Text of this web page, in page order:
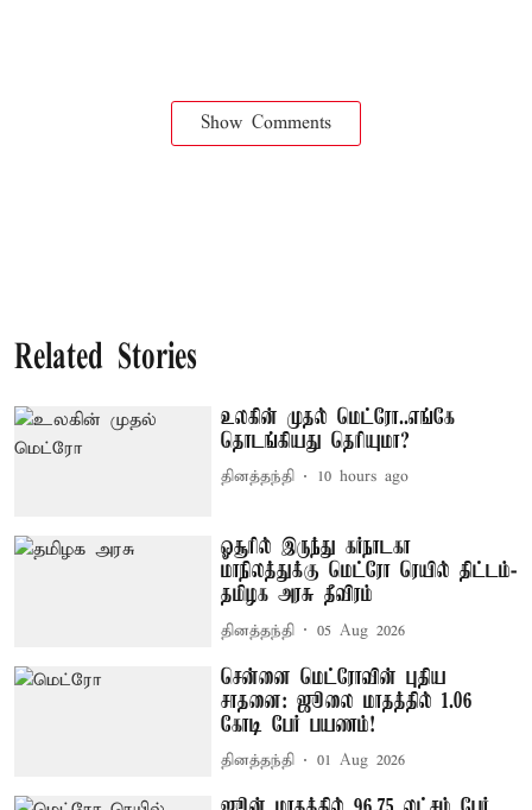
Show Comments
Related Stories
உலகின் முதல் மெட்ரோ..எங்கே
தொடங்கியது தெரியுமா?
தினத்தந்தி 10 hours ago
ஓசூரில் இருந்து கர்நாடகா
மாநிலத்துக்கு மெட்ரோ ரெயில் திட்டம்-
தமிழக அரசு தீவிரம்
தினத்தந்தி 05 Aug 2026
சென்னை மெட்ரோவின் புதிய
சாதனை: ஜூலை மாதத்தில் 1.06
கோடி பேர் பயணம்!
தினத்தந்தி 01 Aug 2026